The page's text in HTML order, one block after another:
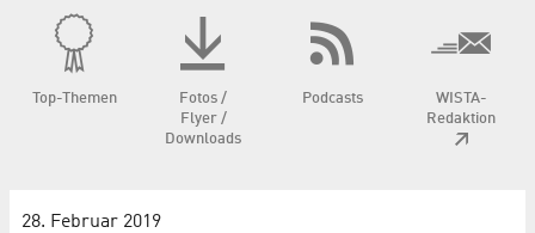
Top-Themen
Fotos /
Flyer /
Downloads
Podcasts
WISTA-
Redaktion
28. Februar 2019